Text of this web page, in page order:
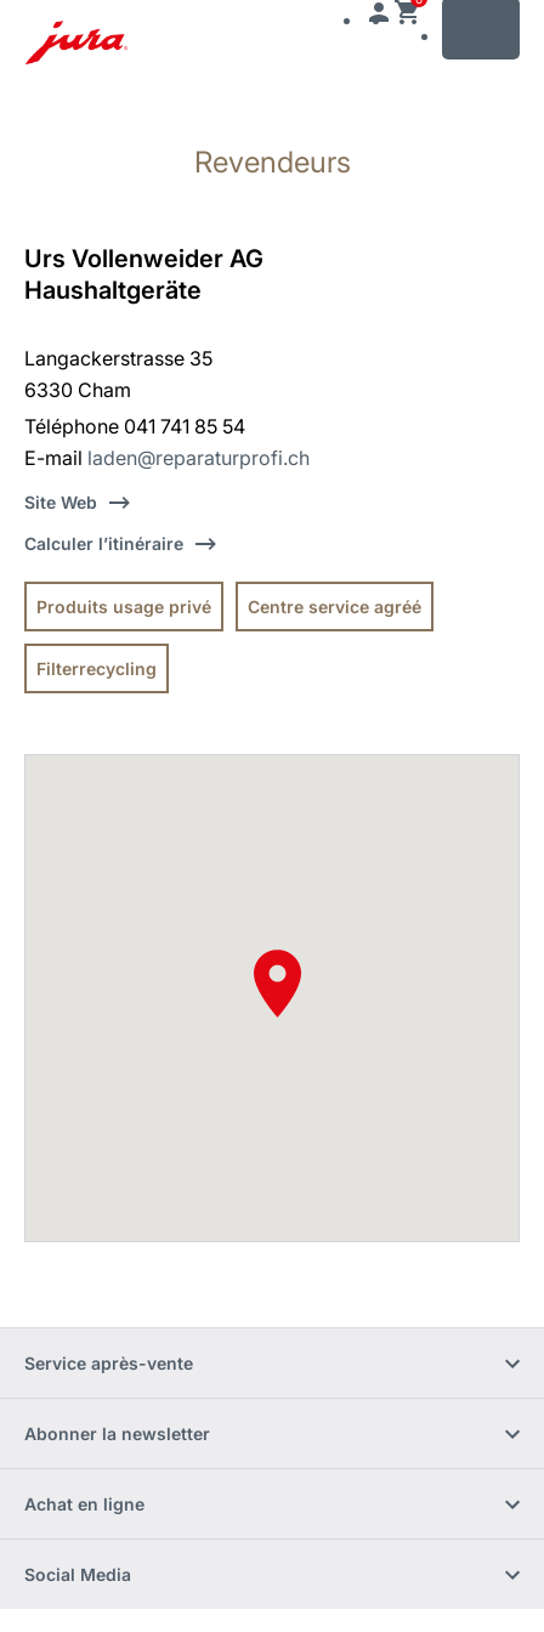
recherche
Revendeurs
Urs Vollenweider AG
Haushaltgeräte
Langackerstrasse 35
6330 Cham
Téléphone 041 741 85 54
E-mail laden@reparaturprofi.ch
Site Web
Calculer l’itinéraire
Produits usage privé Centre service agréé
Filterrecycling
Service après-vente
Abonner la newsletter
Achat en ligne
Social Media